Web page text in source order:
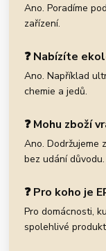
Ano. Poradíme
zařízení.
❓ Nabízíte
Ano. Například
chemie a jedů.
❓ Mohu zboží
Ano. Dodržujeme
bez udání důvodu.
❓ Pro koho je
Pro domácnosti,
spolehlivé